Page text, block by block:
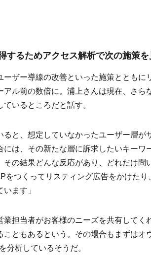
するためアクセス解析で次の施策
ーザー導線の改善といった施策ととも
ル前の数倍に。浦上さんは現在、さ
いるところだと話す。
ると、想定していなかったユーザー層
には、その新たな層に訴求したいキー
その結果どんな反応があり、どれだけ
をつくってリスティング広告をかけた
ます」
業担当者がお客様のニーズを共有して
こともあるという。その場合もまずは
分析しているそうだ。